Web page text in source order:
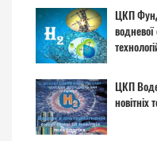
ЦКП
ЦКП